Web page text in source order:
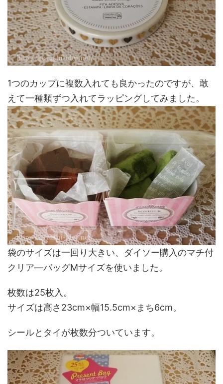
1つのカップに複数入れても良かったのですが、敢
えて一種類ずつ入れてラッピングしてみました。
袋のサイズは一回り大きい、ダイソー購入のマチ付
クリア―バッグMサイズを使いました。
枚数は25枚入。
サイズは高さ23cm×幅15.5cm×まち6cm。
シールとタイが枚数分ついています。